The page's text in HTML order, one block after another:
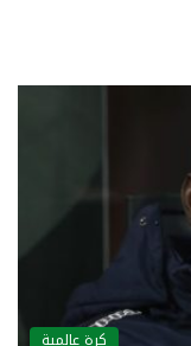
كرة عالمية